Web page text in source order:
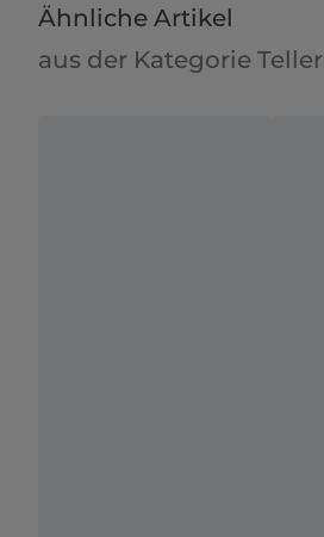
Ähnliche Artikel
aus der Kategorie Teller